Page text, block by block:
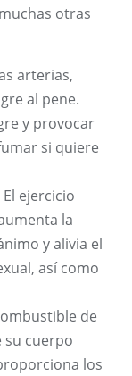
otras
arterias,
al pene.
y provocar
si quiere
El ejercicio
la
y alivia el
así como
de
su cuerpo
los